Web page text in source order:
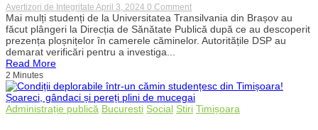
Avertizori de Integritate April 3, 2024 0 Commenton
Mai
mulți
părinți
acuză
căminele
Universității
din
Brașov
Mai mulți studenți de la Universitatea Transilvania din Brașov au
făcut plângeri la Direcția de Sănătate Publică după ce au descoperit
prezența ploșnițelor în camerele căminelor. Autoritățile DSP au
demarat verificări pentru a investiga...
Read More
2 Minutes
Administrație publică Bucuresti Social Stiri Timișoara